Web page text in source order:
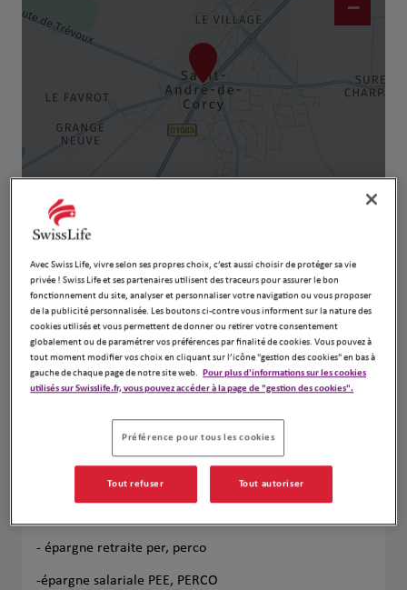
−
Angélique ASSEGOND vous conseille pour :
- épargne retraite per, perco
-épargne salariale PEE, PERCO
Avec Swiss Life, vivre selon ses propres choix, c’est aussi choisir de protéger sa vie
privée ! Swiss Life et ses partenaires utilisent des traceurs pour assurer le bon
fonctionnement du site, analyser et personnaliser votre navigation ou vous proposer
de la publicité personnalisée. Les boutons ci-contre vous informent sur la nature des
cookies utilisés et vous permettent de donner ou retirer votre consentement
globalement ou de paramétrer vos préférences par finalité de cookies. Vous pouvez à
tout moment modifier vos choix en cliquant sur l’icône "gestion des cookies" en bas à
gauche de chaque page de notre site web. Pour plus d'informations sur les cookies
utilisés sur Swisslife.fr, vous pouvez accéder à la page de "gestion des cookies".
Préférence pour tous les cookies
Tout refuser Tout autoriser